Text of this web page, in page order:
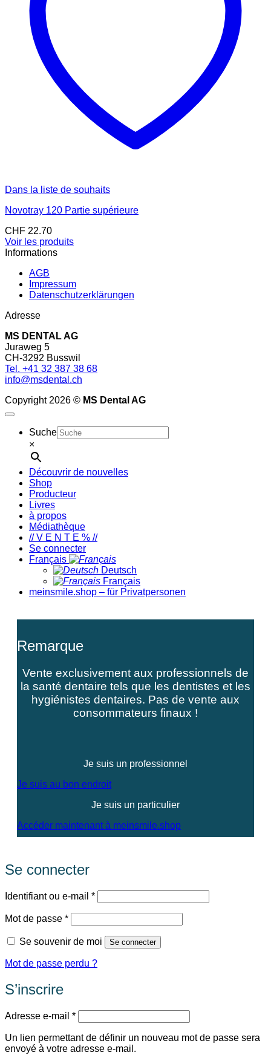
Dans la liste de souhaits
Novotray 120 Partie supérieure
CHF 22.70
Voir les produits
Informations
AGB
Impressum
Datenschutzerklärungen
Adresse
MS DENTAL AG
Juraweg 5
CH-3292 Busswil
Tel. +41 32 387 38 68
info@msdental.ch
Copyright 2026 © MS Dental AG
Suche
×
Découvrir de nouvelles
Shop
Producteur
Livres
à propos
Médiathèque
// V E N T E % //
Se connecter
Français
Deutsch
Français
meinsmile.shop – für Privatpersonen
Remarque
Vente exclusivement aux professionnels de
la santé dentaire tels que les dentistes et les
hygiénistes dentaires. Pas de vente aux
consommateurs finaux !
Je suis un professionnel
Je suis au bon endroit
Je suis un particulier
Accéder maintenant à meinsmile.shop
Se connecter
Identifiant ou e-mail *Obligatoire
Mot de passe *Obligatoire
Se souvenir de moi Se connecter
Mot de passe perdu ?
S’inscrire
Adresse e-mail *Obligatoire
Un lien permettant de définir un nouveau mot de passe sera
envoyé à votre adresse e-mail.